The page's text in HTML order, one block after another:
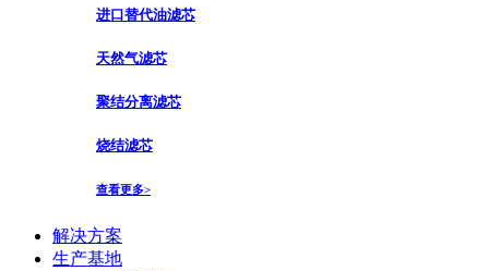
进口替代油滤芯
天然气滤芯
聚结分离滤芯
烧结滤芯
查看更多>
解决方案
生产基地